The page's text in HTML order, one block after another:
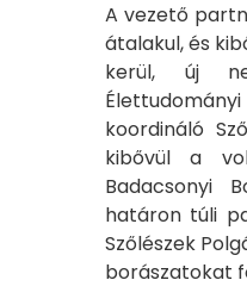
A vezető
átalakul, és
kerül, új
koordináló
kibővül a
Badacsonyi
határon túli
Szőlészek
borászatokat